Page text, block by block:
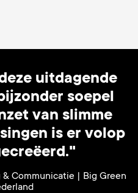
uitdagende
soepel
van slimme
is er volop
Communicatie | Big Green